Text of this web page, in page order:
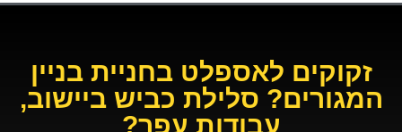
זקוקים לאספלט בחניית בניין
המגורים? סלילת כביש ביישוב,
עבודות עפר?